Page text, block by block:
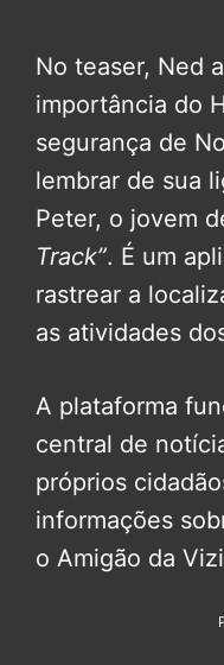
No teaser, Ned
importância do
segurança de
lembrar de sua
Peter, o jovem
Track”. É um
rastrear a
as atividades
A plataforma
central de
próprios
informações
o Amigão da